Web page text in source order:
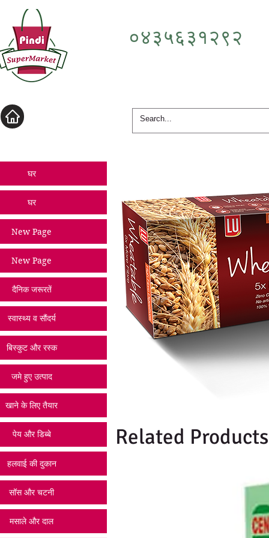
०४३५६३१२९२
घर
घर
New Page
New Page
दैनिक जरूरतें
स्वास्थ्य व सौंदर्य
बिस्कुट और रस्क
जमे हुए उत्पाद
खाने के लिए तैयार
पेय और डिब्बे
हलवाई की दुकान
सॉस और चटनी
मसाले और दाल
Related Products